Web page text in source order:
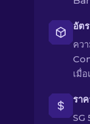
อัต
คว
เมื่
รา
SG